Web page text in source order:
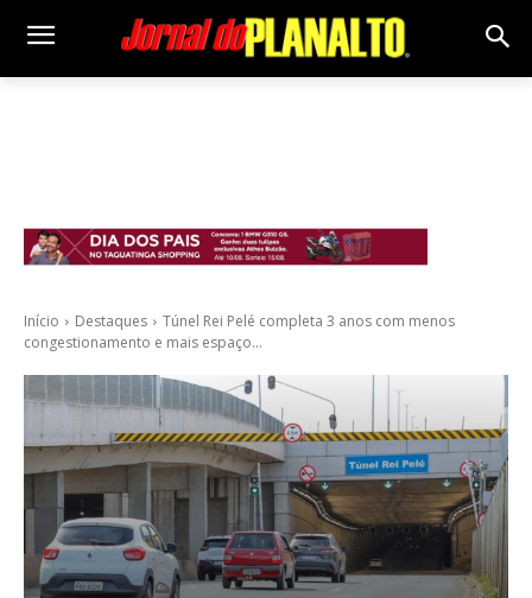
Início Destaques
Túnel Rei Pelé completa 3 anos com menos
congestionamento e mais espaço...